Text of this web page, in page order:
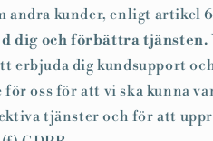
andra kunder, enligt artikel
dig och förbättra tjänsten.
erbjuda dig kundsupport
oss för att vi ska kunna
tjänster och för att